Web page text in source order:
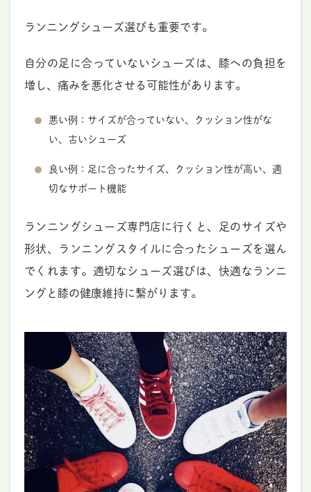
ランニングシューズ選びも重要です。
自分の足に合っていないシューズは、膝への負担を
増し、痛みを悪化させる可能性があります。
悪い例：サイズが合っていない、クッション性がな
い、古いシューズ
良い例：足に合ったサイズ、クッション性が高い、適
切なサポート機能
ランニングシューズ専門店に行くと、足のサイズや
形状、ランニングスタイルに合ったシューズを選ん
でくれます。適切なシューズ選びは、快適なランニ
ングと膝の健康維持に繋がります。